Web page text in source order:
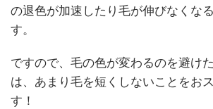
の退色が加速したり毛が伸びなくな
す。
ですので、毛の色が変わるのを避け
は、あまり毛を短くしないことをお
す！